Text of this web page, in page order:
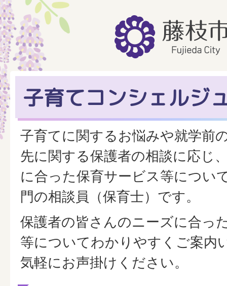
子育てコンシェルジ
子育てに関するお悩みや就学前
先に関する保護者の相談に応じ
に合った保育サービス等につい
門の相談員（保育士）です。
保護者の皆さんのニーズに合っ
等についてわかりやすくご案内
気軽にお声掛けください。